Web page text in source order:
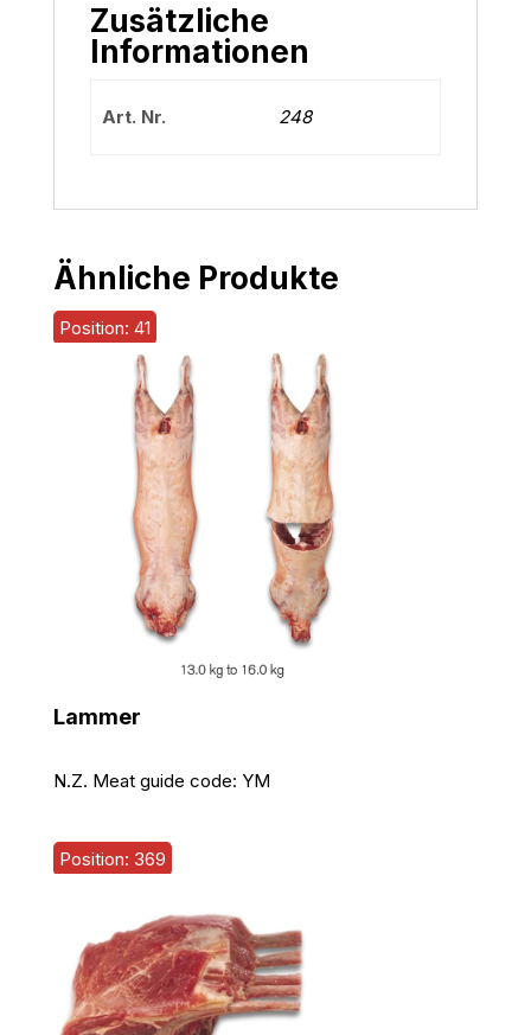
Zusätzliche
Informationen
Art. Nr. 248
Ähnliche Produkte
Position: 41
Lammer
N.Z. Meat guide code: YM
Position: 369